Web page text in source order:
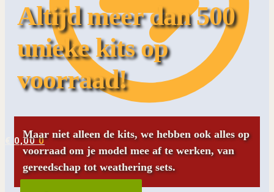
0,00 0
Altijd meer dan 500
unieke kits op
voorraad!
Maar niet alleen de kits, we hebben ook alles op
voorraad om je model mee af te werken, van
gereedschap tot weathering sets.